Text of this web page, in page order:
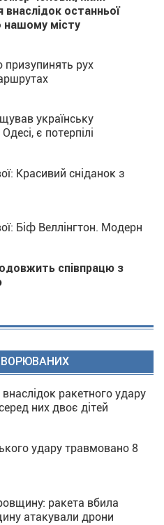
останньої
нашому місту
рух
українську
є потерпілі
Красивий сніданок з
Біф Веллінгтон. Модерн
співпрацю з
ракетного удару
них двоє дітей
удару травмовано 8
ракета вбила
атакували дрони